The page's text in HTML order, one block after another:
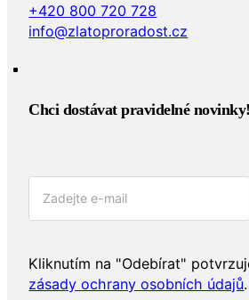
info@zlatoproradost.cz
zásady ochrany osobních údajů.